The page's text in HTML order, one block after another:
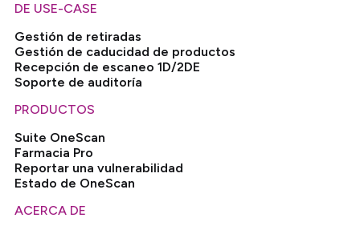
DE USE-CASE
Gestión de retiradas
Gestión de caducidad de productos
Recepción de escaneo 1D/2DE
Soporte de auditoría
PRODUCTOS
Suite OneScan
Farmacia Pro
Reportar una vulnerabilidad
Estado de OneScan
ACERCA DE